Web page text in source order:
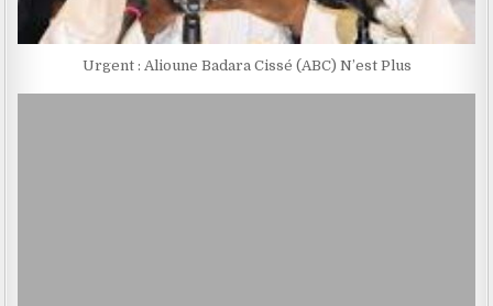
Urgent : Alioune Badara Cissé (ABC) N’est Plus